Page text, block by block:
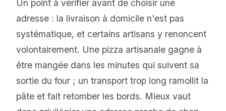
Un point à vérifier avant de choisir une
adresse : la livraison à domicile n'est pas
systématique, et certains artisans y renoncent
volontairement. Une pizza artisanale gagne à
être mangée dans les minutes qui suivent sa
sortie du four ; un transport trop long ramollit la
pâte et fait retomber les bords. Mieux vaut